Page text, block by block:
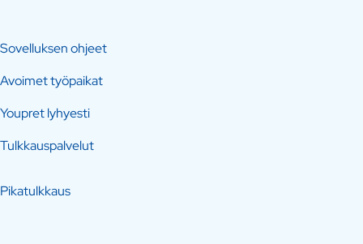
Sovelluksen ohjeet
Avoimet työpaikat
Youpret lyhyesti
Tulkkauspalvelut
Pikatulkkaus